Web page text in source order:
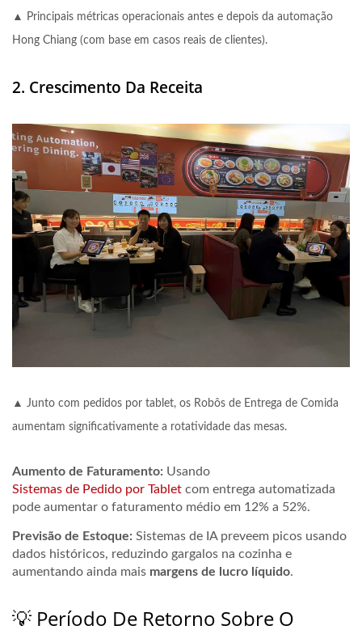
▲ Principais métricas operacionais antes e depois da automação
Hong Chiang (com base em casos reais de clientes).
2. Crescimento Da Receita
▲ Junto com pedidos por tablet, os Robôs de Entrega de Comida
aumentam significativamente a rotatividade das mesas.
Aumento de Faturamento: Usando
Sistemas de Pedido por Tablet com entrega automatizada
pode aumentar o faturamento médio em 12% a 52%.
Previsão de Estoque: Sistemas de IA preveem picos usando
dados históricos, reduzindo gargalos na cozinha e
aumentando ainda mais margens de lucro líquido.
💡 Período De Retorno Sobre O